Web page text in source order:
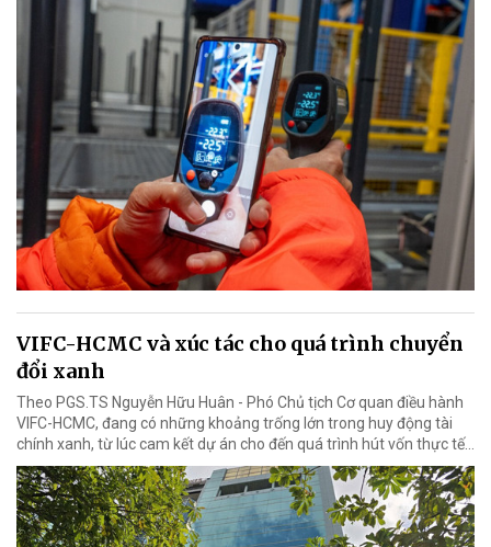
VIFC-HCMC và xúc tác cho quá trình chuyển
đổi xanh
Theo PGS.TS Nguyễn Hữu Huân - Phó Chủ tịch Cơ quan điều hành
VIFC-HCMC, đang có những khoảng trống lớn trong huy động tài
chính xanh, từ lúc cam kết dự án cho đến quá trình hút vốn thực tế...